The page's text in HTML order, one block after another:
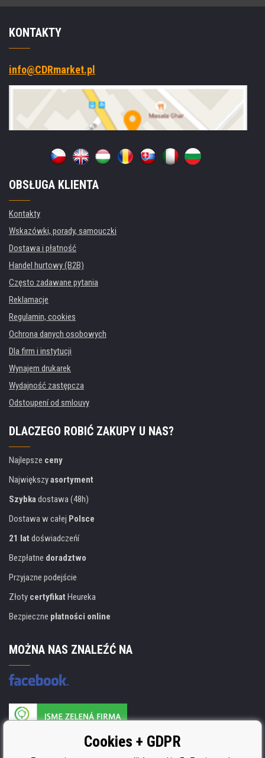
KONTAKTY
info@CDRmarket.pl
OBSŁUGA KLIENTA
Kontakty
Wskazówki, porady, samouczki
Dostawa i płatność
Handel hurtowy (B2B)
Często zadawane pytania
Reklamacje
Regulamin, cookies
Ochrona danych osobowych
Dla firm i instytucji
Wynajem drukarek
Wydajność zastępcza
Odstoupení od smlouvy
DLACZEGO ROBIĆ ZAKUPY U NAS?
Najlepsze ceny
Największyasortyment
Szybkadostawa (48h)
Dostawa w całej Polsce
21 lat doświadczeńí
Bezpłatne doradztwo
Przyjazne podejście
Złoty certyfikat Heureka
Bezpieczne płatności online
MOŻNA NAS ZNALEŹĆ NA
Producent wkładów posiada certyfikat
ISO 9001, ISO 14001 i STMC.Cookies + GDPR